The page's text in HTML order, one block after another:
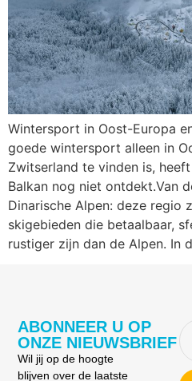
Wintersport in Oost-Europa
goede wintersport alleen in
Zwitserland te vinden is,
Balkan nog niet ontdekt.Van
Dinarische Alpen: deze regio
skigebieden die betaalbaar,
rustiger zijn dan de Alpen. In
ABONNEER U OP
ONZE NIEUWSBRIEF
Wil jij op de hoogte
blijven over de laatste